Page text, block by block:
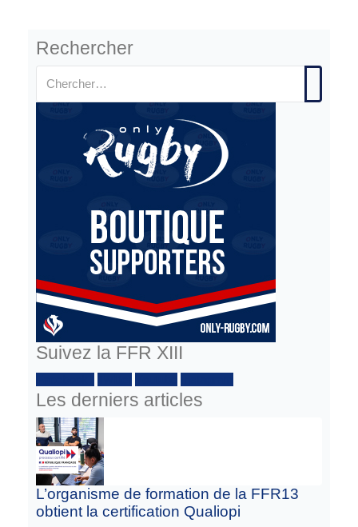
Rechercher
Suivez la FFR XIII
Les derniers articles
L’organisme de formation de la FFR13
obtient la certification Qualiopi